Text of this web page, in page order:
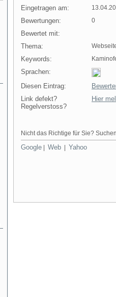
Eingetragen am:
Bewertungen: 0
Bewertet mit:
Thema:
Keywords:
Sprachen:
Diesen Eintrag:
Link defekt?
Regelverstoss?
Hier
Nicht das Richtige für Sie?
Google Web Yahoo